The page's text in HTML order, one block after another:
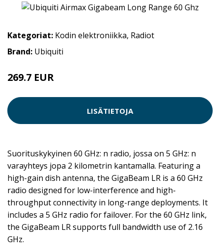
Kategoriat: Kodin elektroniikka, Radiot
Brand: Ubiquiti
269.7 EUR
LISÄTIETOJA
Suorituskykyinen 60 GHz: n radio, jossa on 5 GHz: n
varayhteys jopa 2 kilometrin kantamalla. Featuring a
high-gain dish antenna, the GigaBeam LR is a 60 GHz
radio designed for low-interference and high-
throughput connectivity in long-range deployments. It
includes a 5 GHz radio for failover. For the 60 GHz link,
the GigaBeam LR supports full bandwidth use of 2.16
GHz.